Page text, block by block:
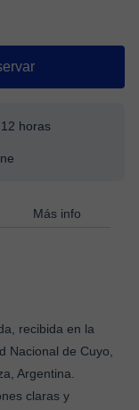
horas
Más info
recibida en la
Nacional de Cuyo,
Argentina.
claras y